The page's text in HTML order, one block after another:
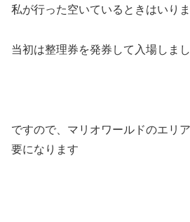
私が行った空いているときはいり
当初は整理券を発券して入場しまし
ですので、マリオワールドのエリ
要になります